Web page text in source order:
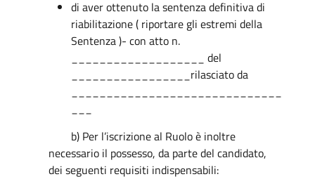
di aver ottenuto la sentenza definitiva di
riabilitazione ( riportare gli estremi della
Sentenza )- con atto n.
___________________ del
_________________rilasciato da
b) Per l’iscrizione al Ruolo è inoltre
necessario il possesso, da parte del candidato,
dei seguenti requisiti indispensabili: